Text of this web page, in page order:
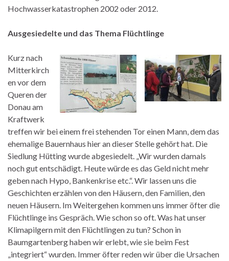
Hochwasserkatastrophen 2002 oder 2012.
Ausgesiedelte und das Thema Flüchtlinge
Kurz nach
Mitterkirch
en vor dem
Queren der
Donau am
Kraftwerk
treffen wir bei einem frei stehenden Tor einen Mann, dem das
ehemalige Bauernhaus hier an dieser Stelle gehört hat. Die
Siedlung Hütting wurde abgesiedelt. „Wir wurden damals
noch gut entschädigt. Heute würde es das Geld nicht mehr
geben nach Hypo, Bankenkrise etc.“. Wir lassen uns die
Geschichten erzählen von den Häusern, den Familien, den
neuen Häusern. Im Weitergehen kommen uns immer öfter die
Flüchtlinge ins Gespräch. Wie schon so oft. Was hat unser
Klimapilgern mit den Flüchtlingen zu tun? Schon in
Baumgartenberg haben wir erlebt, wie sie beim Fest
„integriert“ wurden. Immer öfter reden wir über die Ursachen